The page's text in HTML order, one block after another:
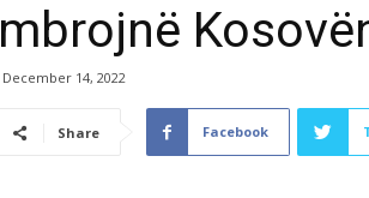
mbrojnë
December 14, 2022
Share Facebook